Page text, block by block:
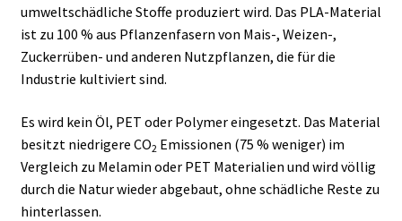
umweltschädliche Stoffe produziert wird. Das PLA-Material
ist zu 100 % aus Pflanzenfasern von Mais-, Weizen-,
Zuckerrüben- und anderen Nutzpflanzen, die für die
Industrie kultiviert sind.
Es wird kein Öl, PET oder Polymer eingesetzt. Das Material
besitzt niedrigere CO2 Emissionen (75 % weniger) im
Vergleich zu Melamin oder PET Materialien und wird völlig
durch die Natur wieder abgebaut, ohne schädliche Reste zu
hinterlassen.